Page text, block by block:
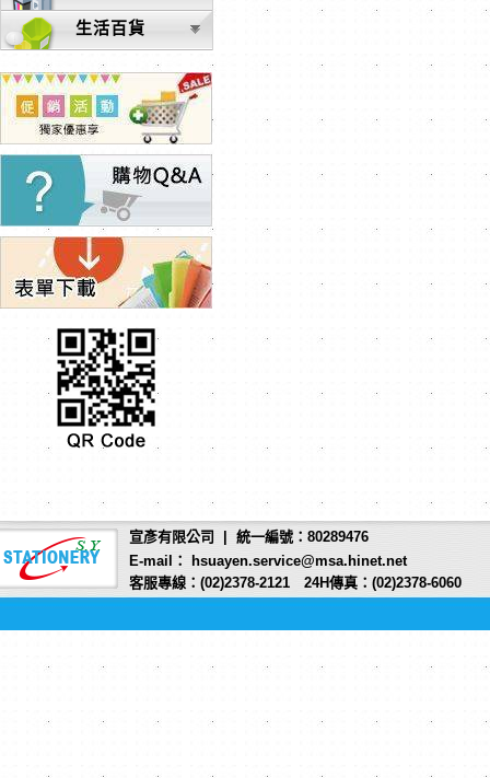
生活百貨
宣彥有限公司 | 統一編號：80289476
E-mail： hsuayen.service@msa.hinet.net
客服專線：(02)2378-2121 24H傳真：(02)2378-6060